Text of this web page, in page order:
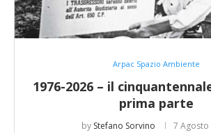
Arpac Spazio Ambiente
1976-2026 – il
prima parte
by Stefano Sorvino 7 Agosto